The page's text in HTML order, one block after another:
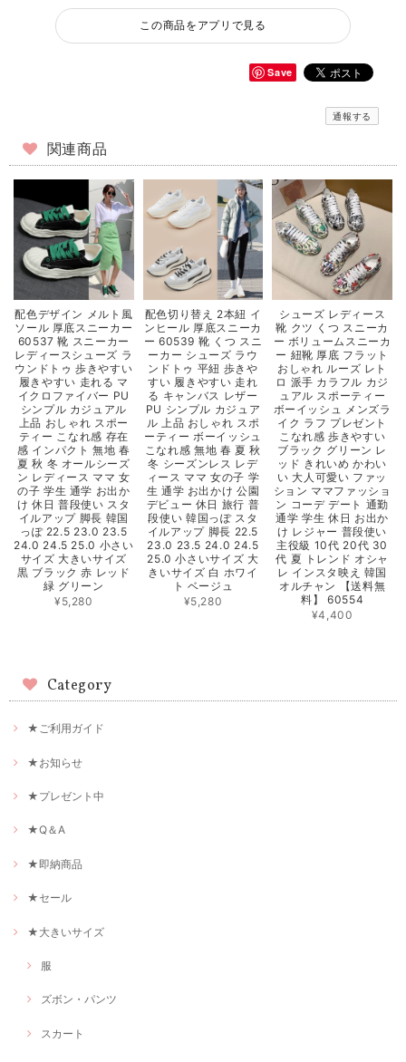
この商品をアプリで見る
Save
通報する
関連商品
配色デザイン メルト風
ソール 厚底スニーカー
60537 靴 スニーカー
レディースシューズ ラ
ウンドトゥ 歩きやすい
履きやすい 走れる マ
イクロファイバー PU
シンプル カジュアル
上品 おしゃれ スポー
ティー こなれ感 存在
感 インパクト 無地 春
夏 秋 冬 オールシーズ
ン レディース ママ 女
の子 学生 通学 お出か
け 休日 普段使い スタ
イルアップ 脚長 韓国
っぽ 22.5 23.0 23.5
24.0 24.5 25.0 小さい
サイズ 大きいサイズ
黒 ブラック 赤 レッド
緑 グリーン
¥5,280
配色切り替え 2本紐 イ
ンヒール 厚底スニーカ
ー 60539 靴 くつ スニ
ーカー シューズ ラウ
ンドトゥ 平紐 歩きや
すい 履きやすい 走れ
る キャンバス レザー
PU シンプル カジュア
ル 上品 おしゃれ スポ
ーティー ボーイッシュ
こなれ感 無地 春 夏 秋
冬 シーズンレス レデ
ィース ママ 女の子 学
生 通学 お出かけ 公園
デビュー 休日 旅行 普
段使い 韓国っぽ スタ
イルアップ 脚長 22.5
23.0 23.5 24.0 24.5
25.0 小さいサイズ 大
きいサイズ 白 ホワイ
ト ベージュ
¥5,280
シューズ レディース
靴 クツ くつ スニーカ
ー ボリュームスニーカ
ー 紐靴 厚底 フラット
おしゃれ ルーズ レト
ロ 派手 カラフル カジ
ュアル スポーティー
ボーイッシュ メンズラ
イク ラフ プレゼント
こなれ感 歩きやすい
ブラック グリーン レ
ッド きれいめ かわい
い 大人可愛い ファッ
ション ママファッショ
ン コーデ デート 通勤
通学 学生 休日 お出か
け レジャー 普段使い
主役級 10代 20代 30
代 夏 トレンド オシャ
レ インスタ映え 韓国
オルチャン 【送料無
料】 60554
¥4,400
Category
★ご利用ガイド
★お知らせ
★プレゼント中
★Q＆A
★即納商品
★セール
★大きいサイズ
服
ズボン・パンツ
スカート